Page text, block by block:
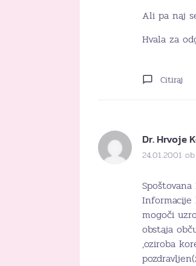
Ali pa naj
Hvala za
Citiraj
Dr. Hrvoje
24.01.2001
Informacije
mogoči
obstaja
,oziroba